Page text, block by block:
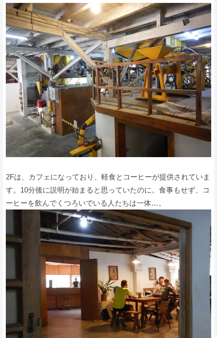
2Fは、カフェになっており、軽食とコーヒーが提供されていま
す。10分後に説明が始まると思っていたのに。食事もせず、コ
ーヒーを飲んでくつろいでいる人たちは一体…。